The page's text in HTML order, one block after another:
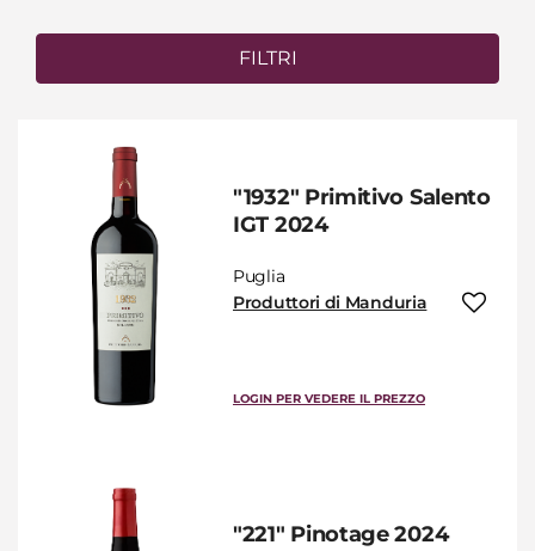
FILTRI
"1932" Primitivo Salento
IGT 2024
Puglia
Produttori di Manduria
LOGIN PER VEDERE IL PREZZO
"221" Pinotage 2024